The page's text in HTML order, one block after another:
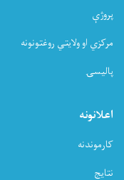
پروژې
مرکزي او ولایتي روغتونونه
پالیسۍ
اعلانونه
کارموندنه
نتایج